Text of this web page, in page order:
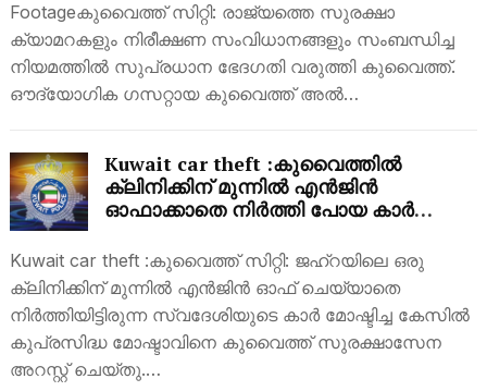
Footageകുവൈത്ത് സിറ്റി: രാജ്യത്തെ സുരക്ഷാ
ക്യാമറകളും നിരീക്ഷണ സംവിധാനങ്ങളും സംബന്ധിച്ച
നിയമത്തിൽ സുപ്രധാന ഭേദഗതി വരുത്തി കുവൈത്ത്.
ഔദ്യോഗിക ഗസറ്റായ കുവൈത്ത് അൽ…
Kuwait car theft :കുവൈത്തിൽ
ക്ലിനിക്കിന് മുന്നിൽ എൻജിൻ
ഓഫാക്കാതെ നിർത്തി പോയ കാർ
പിന്നീട് ?
Kuwait car theft :കുവൈത്ത് സിറ്റി: ജഹ്റയിലെ ഒരു
ക്ലിനിക്കിന് മുന്നിൽ എൻജിൻ ഓഫ് ചെയ്യാതെ
നിർത്തിയിട്ടിരുന്ന സ്വദേശിയുടെ കാർ മോഷ്ടിച്ച കേസിൽ
കുപ്രസിദ്ധ മോഷ്ടാവിനെ കുവൈത്ത് സുരക്ഷാസേന
അറസ്റ്റ് ചെയ്തു.…